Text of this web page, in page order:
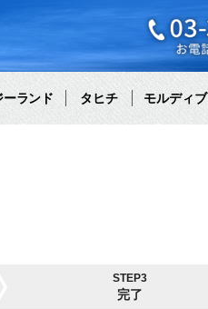
ーランド タヒチ モルディブ
STEP3
完了